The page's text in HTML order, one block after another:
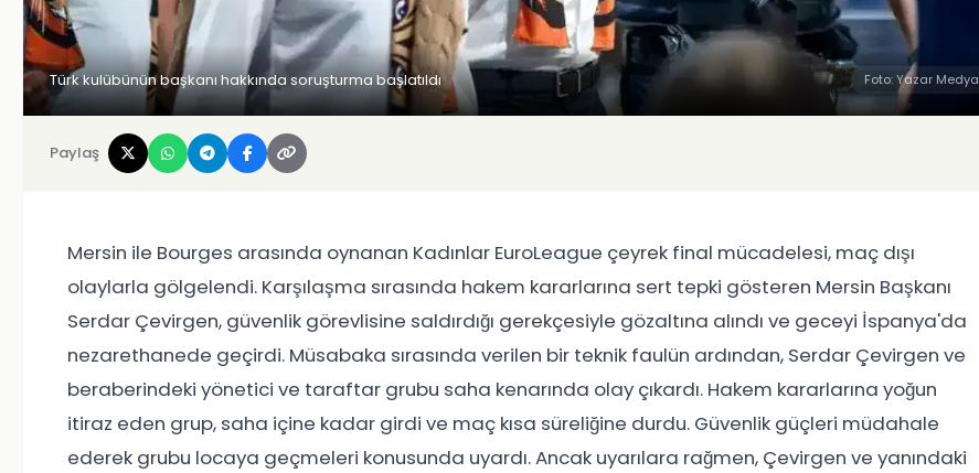
Türk kulübünün başkanı hakkında soruşturma başlatıldı Foto: Yazar Medya
Paylaş
Mersin ile Bourges arasında oynanan Kadınlar EuroLeague çeyrek final mücadelesi, maç dışı
olaylarla gölgelendi. Karşılaşma sırasında hakem kararlarına sert tepki gösteren Mersin Başkanı
Serdar Çevirgen, güvenlik görevlisine saldırdığı gerekçesiyle gözaltına alındı ve geceyi İspanya'da
nezarethanede geçirdi. Müsabaka sırasında verilen bir teknik faulün ardından, Serdar Çevirgen ve
beraberindeki yönetici ve taraftar grubu saha kenarında olay çıkardı. Hakem kararlarına yoğun
itiraz eden grup, saha içine kadar girdi ve maç kısa süreliğine durdu. Güvenlik güçleri müdahale
ederek grubu locaya geçmeleri konusunda uyardı. Ancak uyarılara rağmen, Çevirgen ve yanındaki